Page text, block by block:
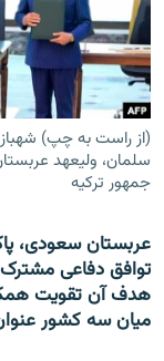
(از راست به چپ)
سلمان، ولیعهد
جمهور ترکیه
توافق دفاعی
هدف آن تقویت
میان سه کشور